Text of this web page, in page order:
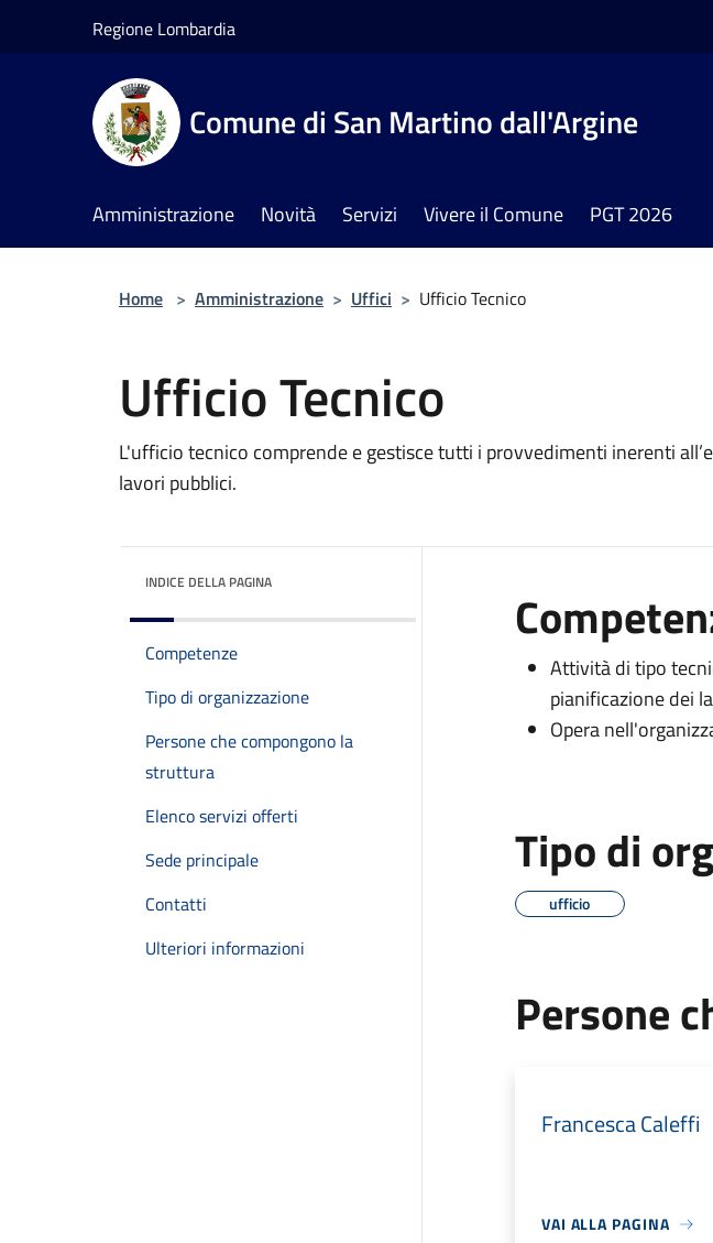
Regione Lombardia
Comune di San Martino dall'Argine
Amministrazione Novità Servizi Vivere il Comune PGT 2026
Home > Amministrazione > Uffici > Ufficio Tecnico
Ufficio Tecnico
L'ufficio tecnico comprende e gestisce tutti i provvedimenti inerenti
lavori pubblici.
INDICE DELLA PAGINA
Competenze
Tipo di organizzazione
Persone che compongono la
struttura
Elenco servizi offerti
Sede principale
Contatti
Ulteriori informazioni
Attività di tipo
pianificazione dei
Opera
Tipo di
ufficio
Persone
Francesca Caleffi
VAI ALLA PAGINA